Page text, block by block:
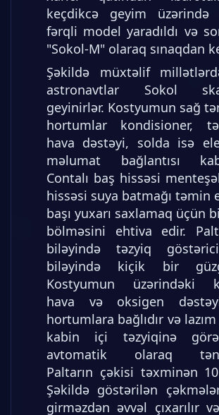
keçdikcə geyim
fərqli model yaradıldı və
"Sokol-M" olaraq sınaqdan
Şəkildə müxtəlif
astronavtlar Sokol
geyinirlər. Kostyumun sağ
hortumlar kondisioner,
hava dəstəyi, solda isə
məlumat bağlantısı
Contalı baş hissəsi
hissəsi suya batmağı təmin
başı yuxarı saxlamaq üçün
bölməsini ehtiva edir.
biləyində təzyiq
biləyində kiçik bir
Kostyumun üzərindəki
hava və oksigen
hortumlara bağlıdır və
kabin içi təzyiqinə
avtomatik olaraq
Paltarın çəkisi təxminən
Şəkildə göstərilən
girməzdən əvvəl çıxarılır və